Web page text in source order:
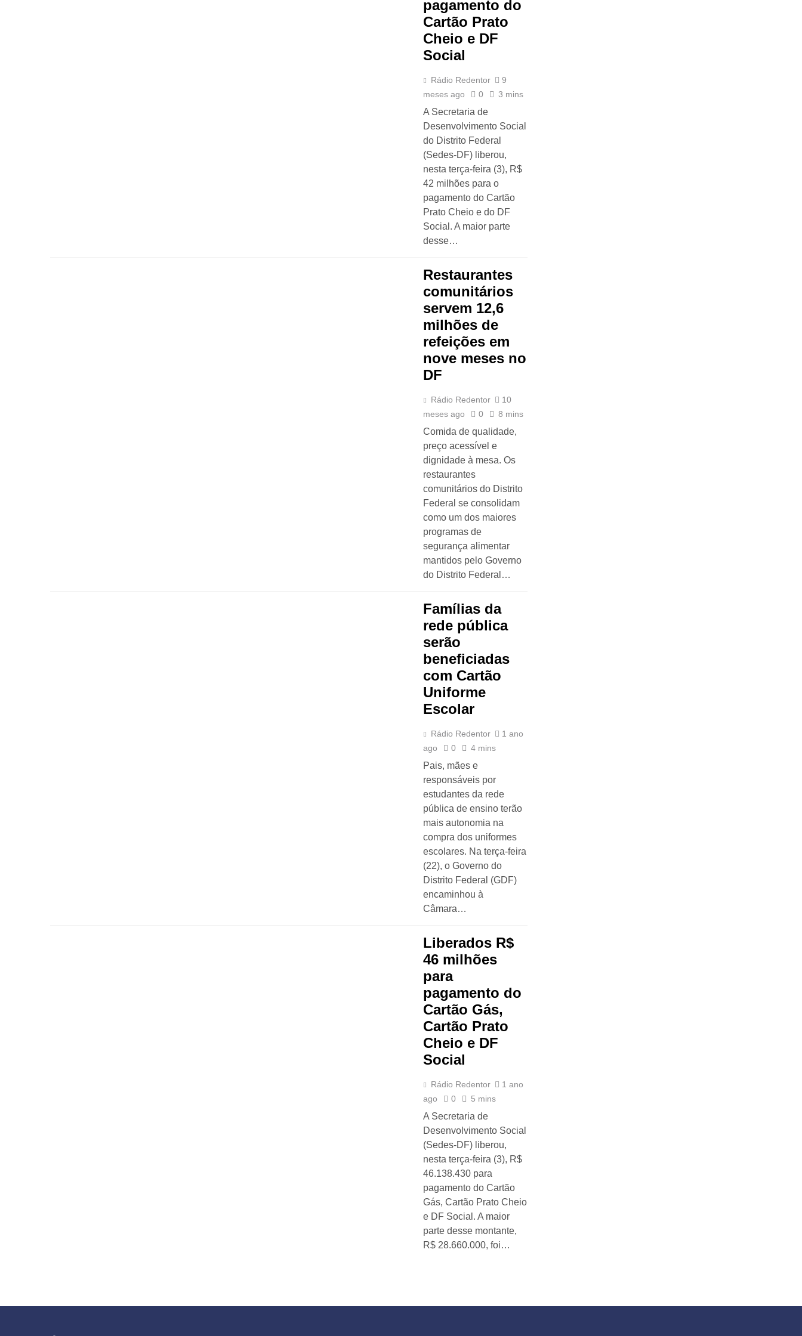
pagamento do
Cartão Prato
Cheio e DF
Social
Rádio Redentor
9
meses ago
0 3 mins
A Secretaria de
Desenvolvimento Social
do Distrito Federal
(Sedes-DF) liberou,
nesta terça-feira (3), R$
42 milhões para o
pagamento do Cartão
Prato Cheio e do DF
Social. A maior parte
desse…
Restaurantes
comunitários
servem 12,6
milhões de
refeições em
nove meses no
DF
Rádio Redentor
10
meses ago
0 8 mins
Comida de qualidade,
preço acessível e
dignidade à mesa. Os
restaurantes
comunitários do Distrito
Federal se consolidam
como um dos maiores
programas de
segurança alimentar
mantidos pelo Governo
do Distrito Federal…
Famílias da
rede pública
serão
beneficiadas
com Cartão
Uniforme
Escolar
Rádio Redentor
1 ano
ago
0 4 mins
Pais, mães e
responsáveis por
estudantes da rede
pública de ensino terão
mais autonomia na
compra dos uniformes
escolares. Na terça-feira
(22), o Governo do
Distrito Federal (GDF)
encaminhou à
Câmara…
Liberados R$
46 milhões
para
pagamento do
Cartão Gás,
Cartão Prato
Cheio e DF
Social
Rádio Redentor
1 ano
ago
0 5 mins
A Secretaria de
Desenvolvimento Social
(Sedes-DF) liberou,
nesta terça-feira (3), R$
46.138.430 para
pagamento do Cartão
Gás, Cartão Prato Cheio
e DF Social. A maior
parte desse montante,
R$ 28.660.000, foi…